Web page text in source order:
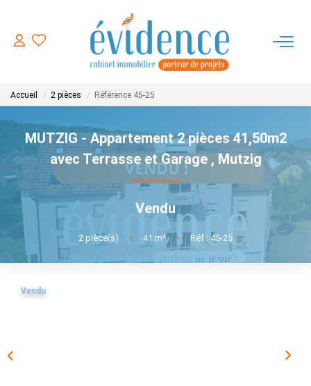
ACHETER
LOUER
ESTIMER
FAIRE GERER
NOTRE AGENCE
Accueil 2 pièces Référence 45-25
MUTZIG - Appartement 2 pièces 41,50m2
avec Terrasse et Garage , Mutzig
Vendu
2 pièce(s) • 41 m² • Réf : 45-25
Vendu